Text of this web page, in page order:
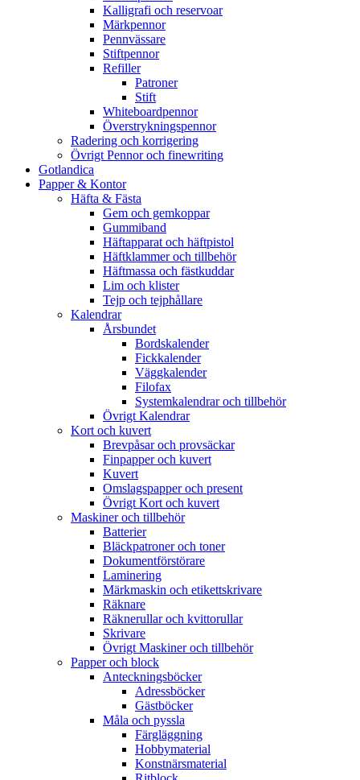
Kalligrafi och reservoar
Märkpennor
Pennvässare
Stiftpennor
Refiller
Patroner
Stift
Whiteboardpennor
Överstrykningspennor
Radering och korrigering
Övrigt Pennor och finewriting
Gotlandica
Papper & Kontor
Häfta & Fästa
Gem och gemkoppar
Gummiband
Häftapparat och häftpistol
Häftklammer och tillbehör
Häftmassa och fästkuddar
Lim och klister
Tejp och tejphållare
Kalendrar
Årsbundet
Bordskalender
Fickkalender
Väggkalender
Filofax
Systemkalendrar och tillbehör
Övrigt Kalendrar
Kort och kuvert
Brevpåsar och provsäckar
Finpapper och kuvert
Kuvert
Omslagspapper och present
Övrigt Kort och kuvert
Maskiner och tillbehör
Batterier
Bläckpatroner och toner
Dokumentförstörare
Laminering
Märkmaskin och etikettskrivare
Räknare
Räknerullar och kvittorullar
Skrivare
Övrigt Maskiner och tillbehör
Papper och block
Anteckningsböcker
Adressböcker
Gästböcker
Måla och pyssla
Färgläggning
Hobbymaterial
Konstnärsmaterial